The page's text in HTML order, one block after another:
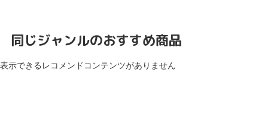
同じジャンルのおすすめ商品
表示できるレコメンドコンテンツがありません